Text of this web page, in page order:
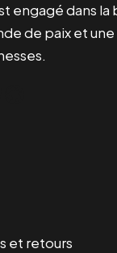
engagé dans la
de paix et
et retours